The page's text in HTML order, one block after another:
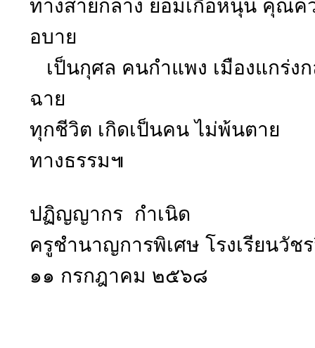
ทางสายกลาง ย่อมเกื้อหนุน คุณ
อบาย
เป็นกุศล คนกำแพง เมืองแกร่ง
ฉาย
ทุกชีวิต เกิดเป็นคน ไม่พ้นตาย
ทางธรรม๚
ปฏิญญากร กำเนิด
ครูชำนาญการพิเศษ โรงเรียนวัช
๑๑ กรกฎาคม ๒๕๖๘